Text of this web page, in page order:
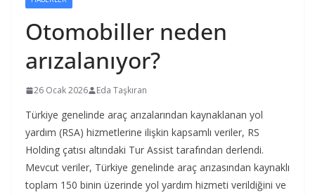
Otomobiller neden
arızalanıyor?
26 Ocak 2026 Eda Taşkıran
Türkiye genelinde araç arızalarından kaynaklanan yol
yardım (RSA) hizmetlerine ilişkin kapsamlı veriler, RS
Holding çatısı altındaki Tur Assist tarafından derlendi.
Mevcut veriler, Türkiye genelinde araç arızasından kaynaklı
toplam 150 binin üzerinde yol yardım hizmeti verildiğini ve